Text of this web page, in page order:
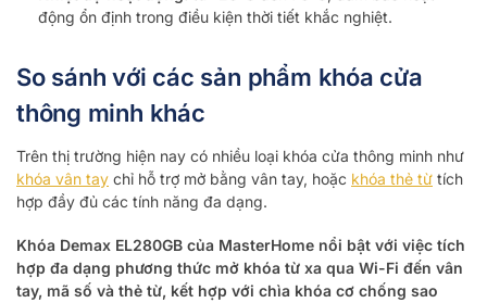
động ổn định trong điều kiện thời tiết khắc nghiệt.
So sánh với các sản phẩm khóa cửa
thông minh khác
Trên thị trường hiện nay có nhiều loại khóa cửa thông minh như
khóa vân tay chỉ hỗ trợ mở bằng vân tay, hoặc khóa thẻ từ tích
hợp đầy đủ các tính năng đa dạng.
Khóa Demax EL280GB của MasterHome nổi bật với việc tích
hợp đa dạng phương thức mở khóa từ xa qua Wi-Fi đến vân
tay, mã số và thẻ từ, kết hợp với chìa khóa cơ chống sao